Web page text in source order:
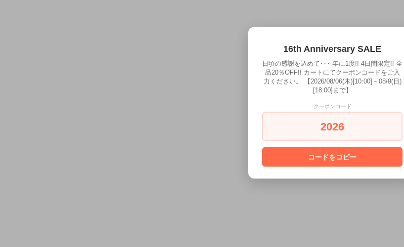
16th Anniversary SALE
日頃の感謝を込めて･･･ 年に1度!! 4日間限定!! 全
品20％OFF!! カートにてクーポンコードをご入
力ください。 【2026/08/06(木)[10:00]～08/9(日)
[18:00]まで】
クーポンコード
2026
コードをコピー